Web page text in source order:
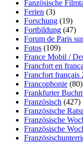
Fanzösische
Ferien (3)
Forschung (19)
Fortbildung (47)
Forum de Paris
Fotos (109)
France Mobil /
Francfort en
Francfort français
Francophonie (80)
Frankfurter
Französisch (427)
Französische
Französische
Französische